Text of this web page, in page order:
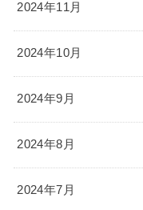
2024年11月
2024年10月
2024年9月
2024年8月
2024年7月